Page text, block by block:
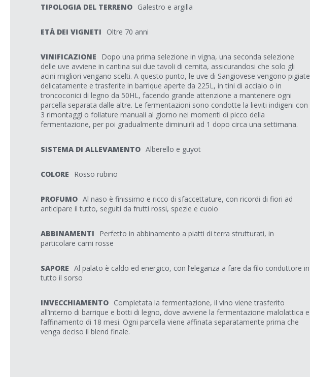
TIPOLOGIA DEL TERRENO Galestro e argilla
ETÀ DEI VIGNETI Oltre 70 anni
VINIFICAZIONE
Dopo una prima selezione in vigna, una seconda selezione
delle uve avviene in cantina sui due tavoli di cernita, assicurandosi che solo gli
acini migliori vengano scelti. A questo punto, le uve di Sangiovese vengono pigiate
delicatamente e trasferite in barrique aperte da 225L, in tini di acciaio o in
troncoconici di legno da 50HL, facendo grande attenzione a mantenere ogni
parcella separata dalle altre. Le fermentazioni sono condotte la lieviti indigeni con
3 rimontaggi o follature manuali al giorno nei momenti di picco della
fermentazione, per poi gradualmente diminuirli ad 1 dopo circa una settimana.
SISTEMA DI ALLEVAMENTO Alberello e guyot
COLORE Rosso rubino
PROFUMO Al naso è finissimo e ricco di sfaccettature, con ricordi di fiori ad
anticipare il tutto, seguiti da frutti rossi, spezie e cuoio
ABBINAMENTI
Perfetto in abbinamento a piatti di terra strutturati, in
particolare carni rosse
SAPORE Al palato è caldo ed energico, con l’eleganza a fare da filo conduttore in
tutto il sorso
INVECCHIAMENTO Completata la fermentazione, il vino viene trasferito
all’interno di barrique e botti di legno, dove avviene la fermentazione malolattica e
l’affinamento di 18 mesi. Ogni parcella viene affinata separatamente prima che
venga deciso il blend finale.